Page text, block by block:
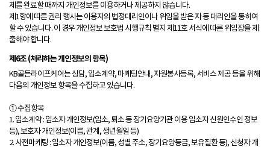
제를 완료할 때까지 개인정보를 이용하거나 제공하지 않습니다.
제1항에 따른 권리 행사는 이용자의 법정대리인이나 위임을 받은 자 등 대리인을 통하여
할 수 있습니다. 이 경우 개인정보 보호법 시행규칙 별지 제11호 서식에 따른 위임장을 제
출해야 합니다.
제6조 (처리하는 개인정보의 항목)
KB골든라이프케어는 상담, 입소계약, 마케팅안내, 자원봉사등록, 서비스 제공 등을 위해
다음의 개인정보 항목을 수집하고 있습니다.
① 수집항목
1. 입소계약 : 입소자 개인정보(입소, 퇴소 등 장기요양기관 이용 입소자 신원인수인 정보
등), 보호자 개인정보(이름, 관계, 생년월일 등)
2. 사전마케팅 : 입소자 개인정보(이름, 성별 주소, 장기요양등급, 보유질환 등), 신청자 개